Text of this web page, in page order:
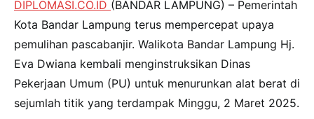
DIPLOMASI.CO.ID (BANDAR LAMPUNG) – Pemerintah
Kota Bandar Lampung terus mempercepat upaya
pemulihan pascabanjir. Walikota Bandar Lampung Hj.
Eva Dwiana kembali menginstruksikan Dinas
Pekerjaan Umum (PU) untuk menurunkan alat berat di
sejumlah titik yang terdampak Minggu, 2 Maret 2025.